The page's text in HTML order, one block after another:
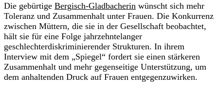
Die gebürtige Bergisch-Gladbacherin wünscht sich mehr
Toleranz und Zusammenhalt unter Frauen. Die Konkurrenz
zwischen Müttern, die sie in der Gesellschaft beobachtet,
hält sie für eine Folge jahrzehntelanger
geschlechterdiskriminierender Strukturen. In ihrem
Interview mit dem „Spiegel“ fordert sie einen stärkeren
Zusammenhalt und mehr gegenseitige Unterstützung, um
dem anhaltenden Druck auf Frauen entgegenzuwirken.